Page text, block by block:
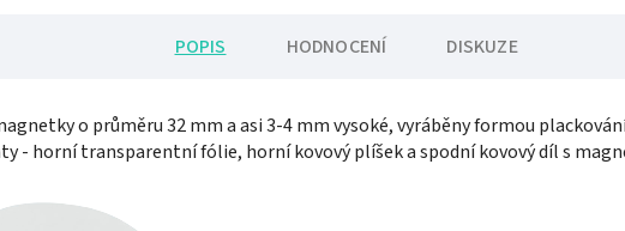
POPIS HODNOCENÍ DISKUZE
o průměru 32 mm a asi 3-4 mm vysoké, vyráběny formou
- horní transparentní fólie, horní kovový plíšek a spodní kovový díl s